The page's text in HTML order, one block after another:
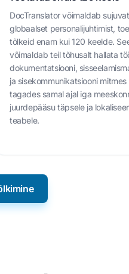
DocTranslator võimaldab sujuvat
globaalset personalijuhtimist,
tõlkeid enam kui 120 keelde.
võimaldab teil tõhusalt hallata
dokumentatsiooni,
ja sisekommunikatsiooni mitmes
tagades samal ajal iga
juurdepääsu täpsele ja
teabele.